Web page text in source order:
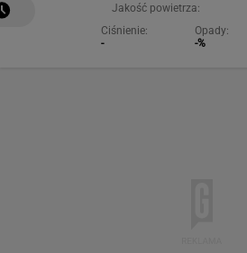
Jakość powietrza:
Ciśnienie:
-
Opady:
-%